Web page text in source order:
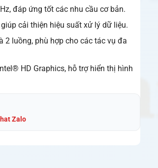
toàn quốc – Giao hỏa tốc tại
đáp ứng tốt các nhu cầu cơ bản.
cải thiện hiệu suất xử lý dữ liệu.
2 luồng, phù hợp cho các tác vụ đa
HD Graphics, hỗ trợ hiển thị hình
Zalo